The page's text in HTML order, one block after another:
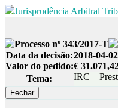
Jurisprudência Arbitral
Processo nº 343/2017-T
Data da decisão:2018-04-02
Valor do pedido:€
Tema:
IRC –